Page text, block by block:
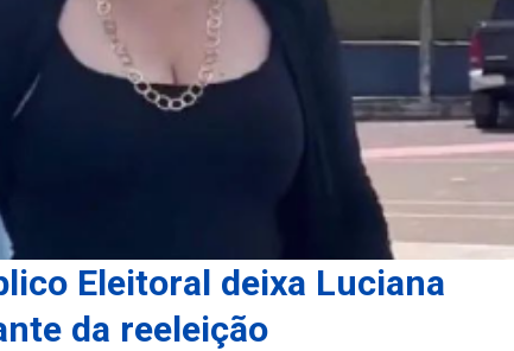
Eleitoral deixa Luciana
da reeleição